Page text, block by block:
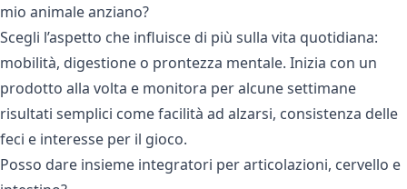
mio animale anziano?
Scegli l’aspetto che influisce di più sulla vita quotidiana:
mobilità, digestione o prontezza mentale. Inizia con un
prodotto alla volta e monitora per alcune settimane
risultati semplici come facilità ad alzarsi, consistenza delle
feci e interesse per il gioco.
Posso dare insieme integratori per articolazioni, cervello e